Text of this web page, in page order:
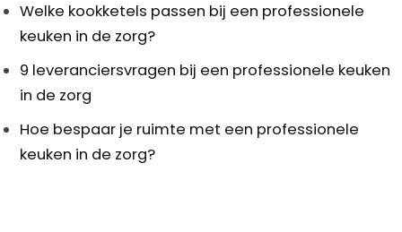
Welke kookketels passen bij een professionele
keuken in de zorg?
9 leveranciersvragen bij een professionele keuken
in de zorg
Hoe bespaar je ruimte met een professionele
keuken in de zorg?